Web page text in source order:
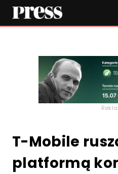
T-Mobile
platformą